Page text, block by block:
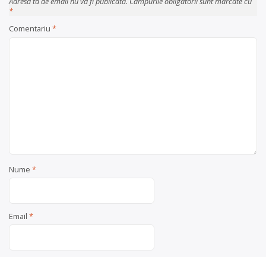
*
Comentariu *
Nume *
Email *